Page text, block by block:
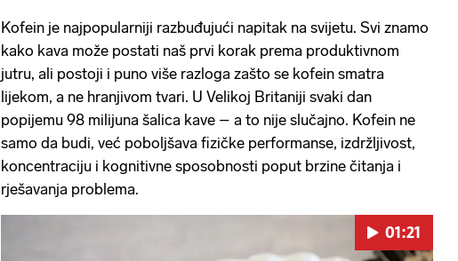
Kofein je najpopularniji razbuđujući napitak na svijetu. Svi znamo
kako kava može postati naš prvi korak prema produktivnom
jutru, ali postoji i puno više razloga zašto se kofein smatra
lijekom, a ne hranjivom tvari. U Velikoj Britaniji svaki dan
popijemu 98 milijuna šalica kave – a to nije slučajno. Kofein ne
samo da budi, već poboljšava fizičke performanse, izdržljivost,
koncentraciju i kognitivne sposobnosti poput brzine čitanja i
rješavanja problema.
01:21